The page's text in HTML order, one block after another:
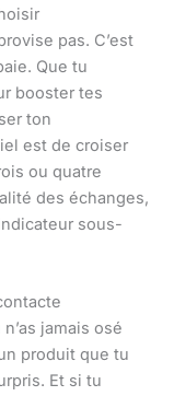
pas. C’est
Que tu
booster tes
ton
est de croiser
ou quatre
des échanges,
sous-
jamais osé
produit que tu
Et si tu